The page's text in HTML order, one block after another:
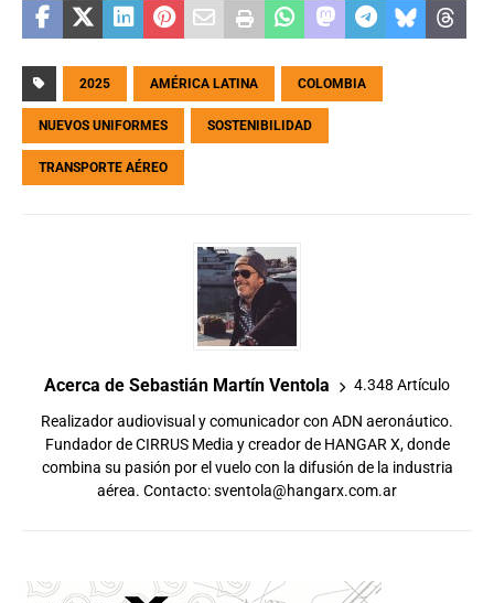
2025 AMÉRICA LATINA COLOMBIA
NUEVOS UNIFORMES SOSTENIBILIDAD
TRANSPORTE AÉREO
Acerca de Sebastián Martín Ventola 4.348 Artículo
Realizador audiovisual y comunicador con ADN aeronáutico.
Fundador de CIRRUS Media y creador de HANGAR X, donde
combina su pasión por el vuelo con la difusión de la industria
aérea. Contacto:sventola@hangarx.com.ar